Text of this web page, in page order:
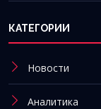
КАТЕГОРИИ
Новости
Аналитика